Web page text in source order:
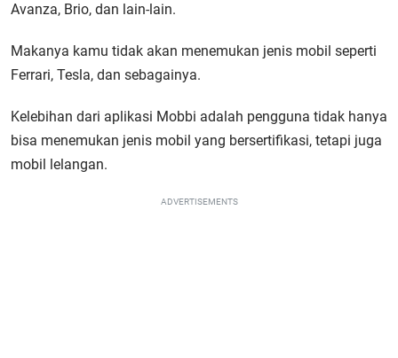
Avanza, Brio, dan lain-lain.
Makanya kamu tidak akan menemukan jenis mobil seperti
Ferrari, Tesla, dan sebagainya.
Kelebihan dari aplikasi Mobbi adalah pengguna tidak hanya
bisa menemukan jenis mobil yang bersertifikasi, tetapi juga
mobil lelangan.
ADVERTISEMENTS